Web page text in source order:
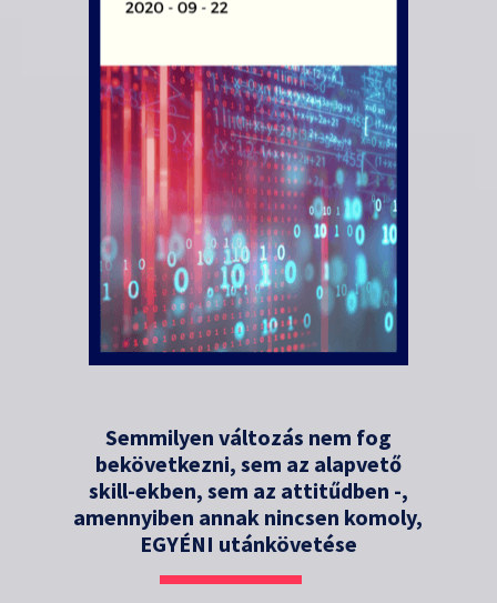
Semmilyen változás nem fog
bekövetkezni, sem az alapvető
skill-ekben, sem az attitűdben -,
amennyiben annak nincsen komoly,
EGYÉNI utánkövetése